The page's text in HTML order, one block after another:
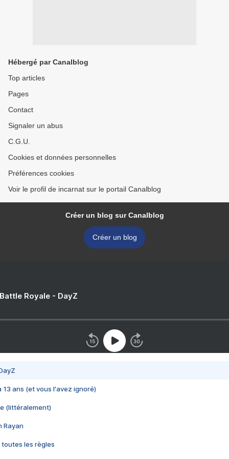
Hébergé par Canalblog
Top articles
Pages
Contact
Signaler un abus
C.G.U.
Cookies et données personnelles
Préférences cookies
Voir le profil de incarnat sur le portail Canalblog
Créer un blog sur Canalblog
Créer un blog
Royale - DayZ
13 ans (et vous l'avez ignoré)
(littéralement)
Rayan
toutes les règles